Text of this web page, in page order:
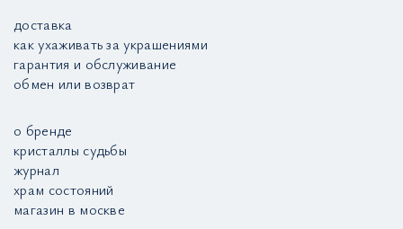
доставка
как ухаживать за украшениями
гарантия и обслуживание
обмен или возврат
о бренде
кристаллы судьбы
журнал
храм состояний
магазин в москве